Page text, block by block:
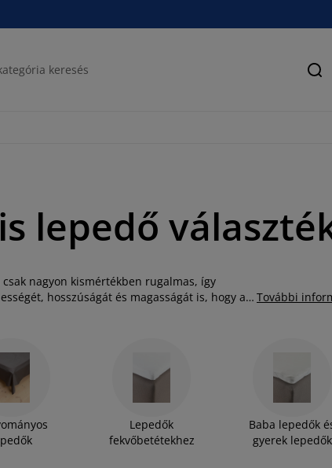
lepedő
nagyon kismértékben rugalmas, így
hosszúságát és magasságát is, hogy a
pamut és lyocell keverékéből készült vászon
klasszikus fehér, visszafogott natúr és
További
Lepedők
fekvőbetétekhez
Baba lepedők
gyerek lepedők